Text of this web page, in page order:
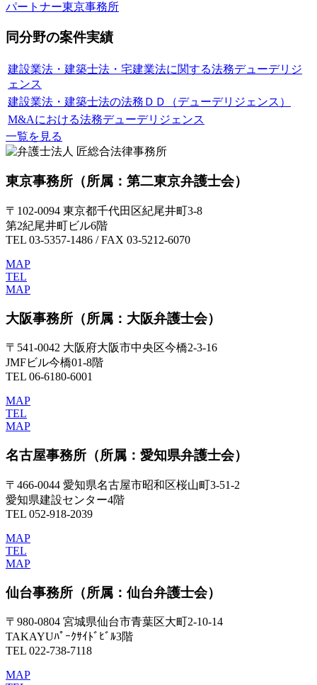
パートナー東京事務所
同分野の案件実績
建設業法・建築士法・宅建業法に関する法務デューデリジ
ェンス
建設業法・建築士法の法務ＤＤ（デューデリジェンス）
M&Aにおける法務デューデリジェンス
一覧を見る
東京事務所 （所属：第二東京弁護士会）
〒102-0094 東京都千代田区紀尾井町3-8
第2紀尾井町ビル6階
TEL 03-5357-1486 / FAX 03-5212-6070
MAP
TEL
MAP
大阪事務所 （所属：大阪弁護士会）
〒541-0042 大阪府大阪市中央区今橋2-3-16
JMFビル今橋01-8階
TEL 06-6180-6001
MAP
TEL
MAP
名古屋事務所 （所属：愛知県弁護士会）
〒466-0044 愛知県名古屋市昭和区桜山町3-51-2
愛知県建設センター4階
TEL 052-918-2039
MAP
TEL
MAP
仙台事務所 （所属：仙台弁護士会）
〒980-0804 宮城県仙台市青葉区大町2-10-14
TAKAYUﾊﾟｰｸｻｲﾄﾞﾋﾞﾙ3階
TEL 022-738-7118
MAP